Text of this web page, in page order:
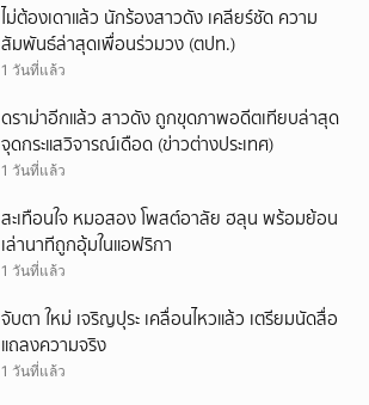
ไม่ต้องเดาแล้ว นักร้องสาวดัง เคลียร์ชัด ความ
สัมพันธ์ล่าสุดเพื่อนร่วมวง (ตปท.)
1 วันที่แล้ว
ดราม่าอีกแล้ว สาวดัง ถูกขุดภาพอดีตเทียบล่าสุด
จุดกระแสวิจารณ์เดือด (ข่าวต่างประเทศ)
1 วันที่แล้ว
สะเทือนใจ หมอสอง โพสต์อาลัย ฮลุน พร้อมย้อน
เล่านาทีถูกอุ้มในแอฟริกา
1 วันที่แล้ว
จับตา ใหม่ เจริญปุระ เคลื่อนไหวแล้ว เตรียมนัดสื่อ
แถลงความจริง
1 วันที่แล้ว